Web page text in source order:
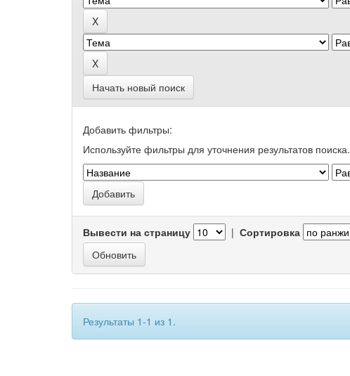
Начать новый поиск
Добавить фильтры:
Используйте фильтры для уточнения результатов поиска.
Вывести на страницу | Сортировка
Результаты 1-1 из 1.